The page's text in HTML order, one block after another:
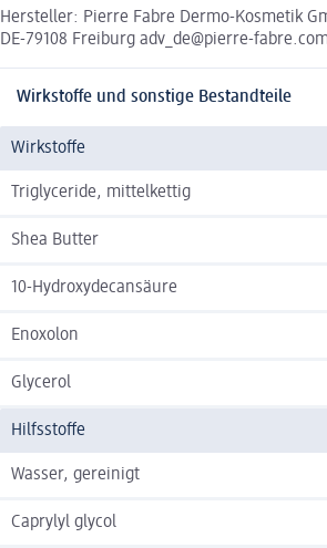
Hersteller: Pierre Fabre Dermo-Kosmetik
DE-79108 Freiburg adv_de@pierre-
Wirkstoffe und sonstige Bestandteile
Wirkstoffe
Triglyceride, mittelkettig
Shea Butter
10-Hydroxydecansäure
Enoxolon
Glycerol
Hilfsstoffe
Wasser, gereinigt
Caprylyl glycol